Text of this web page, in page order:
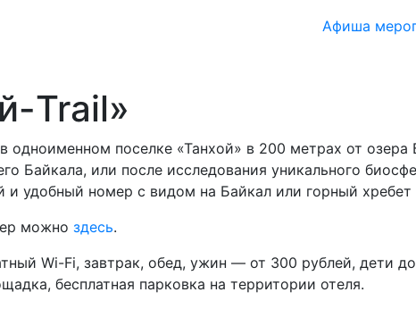
Афиша
Trail»
одноименном поселке «Танхой» в 200 метрах от
Байкала, или после исследования уникального
удобный номер с видом на Байкал или горный
можно здесь.
Wi-Fi, завтрак, обед, ужин — от 300 рублей, дети
бесплатная парковка на территории отеля.